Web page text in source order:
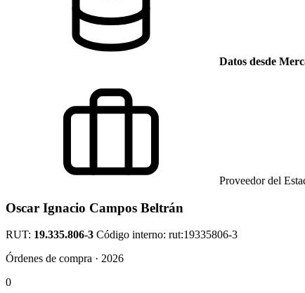
Datos desde
Proveedor del
Oscar Ignacio Campos Beltrán
RUT: 19.335.806-3 Código interno: rut:19335806-3
Órdenes de compra · 2026
0